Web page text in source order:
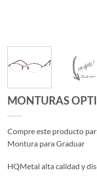
MONTURAS
Compre este producto
Montura para Graduar
HQMetal alta calidad y